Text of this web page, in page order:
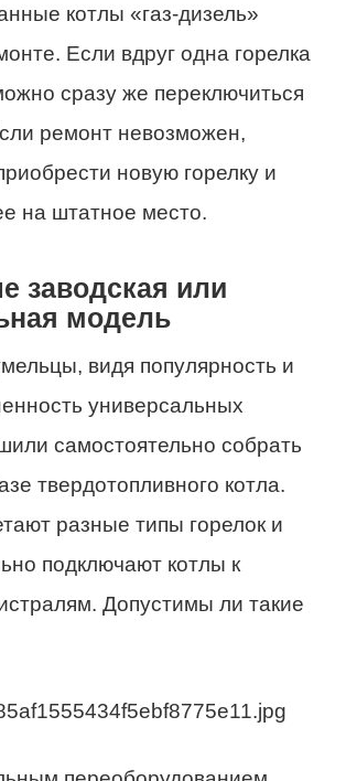
котлы «газ-дизель»
Если вдруг одна горелка
сразу же переключиться
ремонт невозможен,
новую горелку и
на штатное место.
заводская или
модель
видя популярность и
универсальных
самостоятельно собрать
твердотопливного котла.
разные типы горелок и
подключают котлы к
Допустимы ли такие